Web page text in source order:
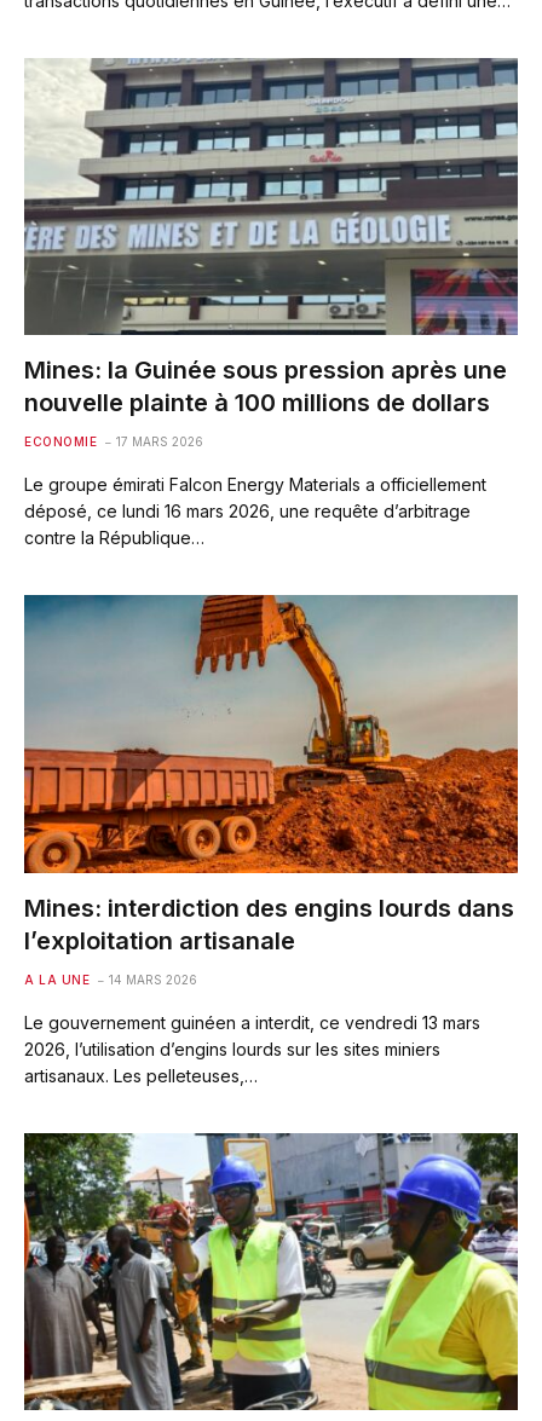
Mines: la Guinée sous pression après une
nouvelle plainte à 100 millions de dollars
ECONOMIE 17 MARS 2026
Le groupe émirati Falcon Energy Materials a officiellement
déposé, ce lundi 16 mars 2026, une requête d’arbitrage
contre la République…
Mines: interdiction des engins lourds dans
l’exploitation artisanale
A LA UNE 14 MARS 2026
Le gouvernement guinéen a interdit, ce vendredi 13 mars
2026, l’utilisation d’engins lourds sur les sites miniers
artisanaux. Les pelleteuses,…